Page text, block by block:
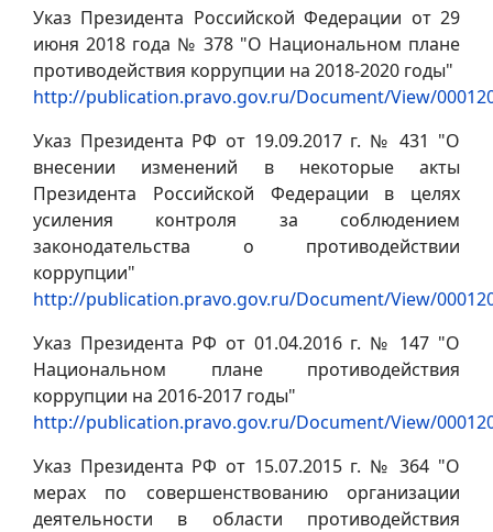
Указ Президента Российской Федерации от 29
июня 2018 года № 378 "О Национальном плане
противодействия коррупции на 2018-2020 годы"
http://publication.pravo.gov.ru/Document/View/
Указ Президента РФ от 19.09.2017 г. № 431 "О
внесении изменений в некоторые акты
Президента Российской Федерации в целях
усиления контроля за соблюдением
законодательства о противодействии
коррупции"
http://publication.pravo.gov.ru/Document/View/
Указ Президента РФ от 01.04.2016 г. № 147 "О
Национальном плане противодействия
коррупции на 2016-2017 годы"
http://publication.pravo.gov.ru/Document/View/
Указ Президента РФ от 15.07.2015 г. № 364 "О
мерах по совершенствованию организации
деятельности в области противодействия